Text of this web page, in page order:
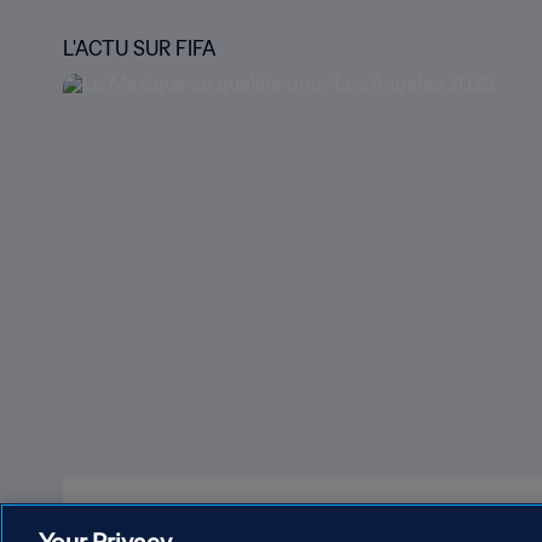
L'ACTU SUR FIFA
Le Mexique se qualifie pour Los Angeles 2028